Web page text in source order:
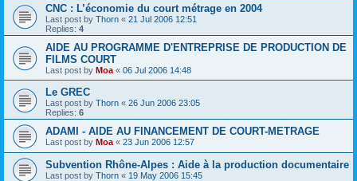
CNC : L’économie du court métrage en 2004
Last post by Thorn « 21 Jul 2006 12:51
Replies: 4
AIDE AU PROGRAMME D'ENTREPRISE DE PRODUCTION DE
FILMS COURT
Last post by Moa « 06 Jul 2006 14:48
Le GREC
Last post by Thorn « 26 Jun 2006 23:05
Replies: 6
ADAMI - AIDE AU FINANCEMENT DE COURT-METRAGE
Last post by Moa « 23 Jun 2006 12:57
Subvention Rhône-Alpes : Aide à la production documentaire
Last post by Thorn « 19 May 2006 15:45